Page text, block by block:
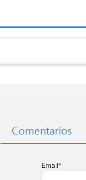
Comentarios